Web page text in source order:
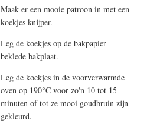
Maak er een mooie patroon in met een
koekjes knijper.
Leg de koekjes op de bakpapier
beklede bakplaat.
Leg de koekjes in de voorverwarmde
oven op 190°C voor zo'n 10 tot 15
minuten of tot ze mooi goudbruin zijn
gekleurd.